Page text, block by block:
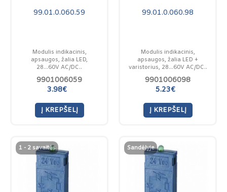
99.01.0.060.59
Modulis indikacinis,
apsaugos, žalia LED,
28...60V AC/DC..
9901006059
3.98€
Į KREPŠELĮ
99.01.0.060.98
Modulis indikacinis,
apsaugos, žalia LED +
varistorius, 28...60V AC/DC..
9901006098
5.23€
Į KREPŠELĮ
1 - 2 savaitės Sandėlyje